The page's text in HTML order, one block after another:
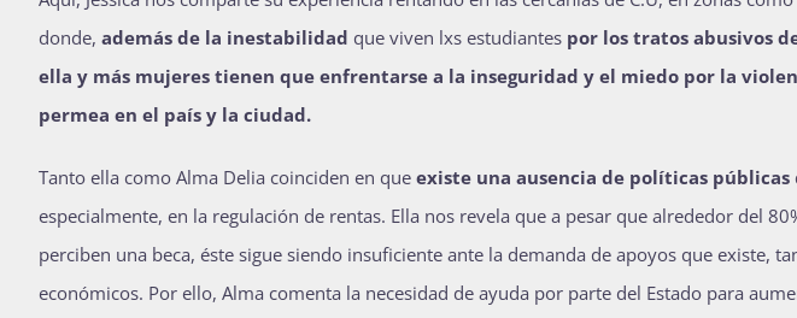
donde, además de la inestabilidad que viven lxs estudiantes por los tratos abusivos
ella y más mujeres tienen que enfrentarse a la inseguridad y el miedo por la
permea en el país y la ciudad.
Tanto ella como Alma Delia coinciden en que existe una ausencia de políticas públicas
especialmente, en la regulación de rentas. Ella nos revela que a pesar que alrededor del
perciben una beca, éste sigue siendo insuficiente ante la demanda de apoyos que existe,
económicos. Por ello, Alma comenta la necesidad de ayuda por parte del Estado para